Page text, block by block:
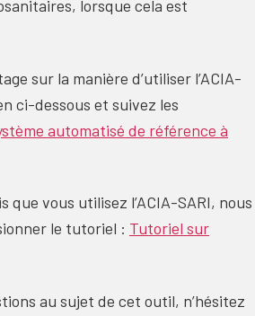
lorsque cela est
sur la manière d’utiliser l’ACIA-
ci-dessous et suivez les
automatisé de référence à
que vous utilisez l’ACIA-SARI, nous
le tutoriel : Tutoriel sur
au sujet de cet outil, n’hésitez